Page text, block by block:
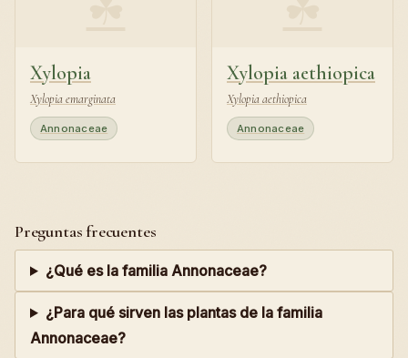
Xylopia
Xylopia emarginata
Annonaceae
Xylopia aethiopica
Xylopia aethiopica
Annonaceae
Preguntas frecuentes
¿Qué es la familia Annonaceae?
¿Para qué sirven las plantas de la familia
Annonaceae?